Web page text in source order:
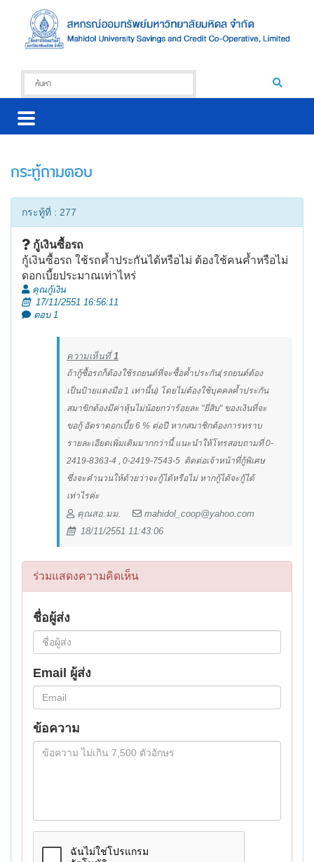
กระทู้ถามตอบ
กระทู้ที่ : 277
กู้เงินซื้อรถ
กู้เงินซื้อรถ ใช้รถค้ำประกันได้หรือไม่ ต้องใช้คนค้ำหรือไม่
ดอกเบี้ยประมาณเท่าไหร่
คุณกู้เงิน
17/11/2551 16:56:11
ตอบ 1
ความเห็นที่1
ถ้ากู้ซื้อรถก็ต้องใช้รถยนต์ที่จะซื้อค้ำประกัน(รถยนต์ต้อง
เป็นป้ายแดงมือ 1 เท่านี้น) โดยไม่ต้องใช้บุคคลค้ำประกัน
สมาขิกต้องมีค่าหุ้นไม่น้อยกว่าร้อยละ "ยี่สิบ" ของเงินที่จะ
ขอกู้ อัตราดอกเบี้ย 6 % ต่อปี หากสมาชิกต้องการทราบ
รายละเอียดเพิ่มเติมมากกว่านี้ แนะนำให้โทรสอบถามที่ 0-
2419-8363-4 , 0-2419-7543-5 ติดต่อเจ้าหน้าที่กู้พิเศษ
ซึ่งจะคำนวนให้ด้วยว่าจะกู้ได้หรือไม่ หากกู้ได้จะกู้ได้
เท่าไรค่ะ
คุณสอ.มม.
mahidol_coop@yahoo.com
18/11/2551 11:43:06
ร่วมแสดงความคิดเห็น
ชื่อผู้ส่ง
Email ผู้ส่ง
ข้อความ